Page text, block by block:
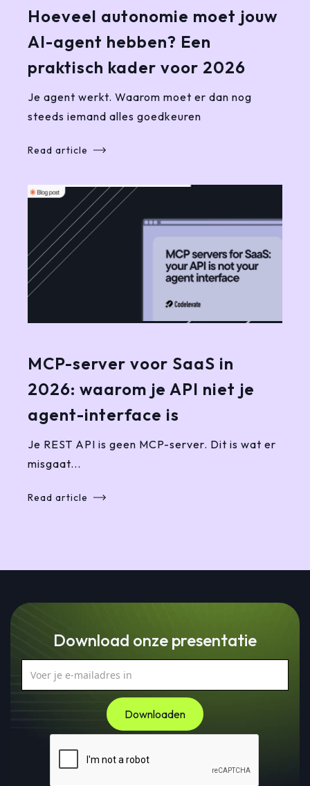
Hoeveel autonomie moet jouw
AI-agent hebben? Een
praktisch kader voor 2026
Je agent werkt. Waarom moet er dan nog
steeds iemand alles goedkeuren
Read article
MCP-server voor SaaS in
2026: waarom je API niet je
agent-interface is
Je REST API is geen MCP-server. Dit is wat er
misgaat...
Read article
Download onze presentatie